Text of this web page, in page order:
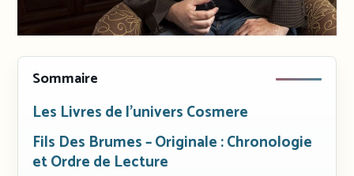
Sommaire
Les Livres de l’univers Cosmere
Fils Des Brumes – Originale : Chronologie
et Ordre de Lecture